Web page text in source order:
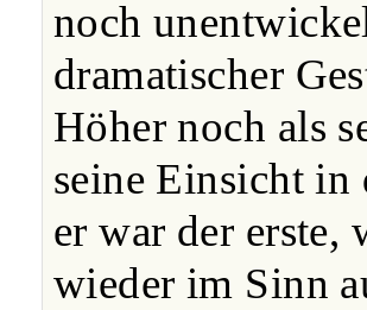
noch
dramatischer
Höher noch als
seine Einsicht in
er war der erste,
wieder im Sinn